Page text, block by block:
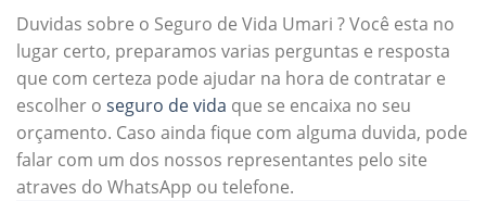
Duvidas sobre o Seguro de Vida Umari ? Você esta no
lugar certo, preparamos varias perguntas e resposta
que com certeza pode ajudar na hora de contratar e
escolher o seguro de vida que se encaixa no seu
orçamento. Caso ainda fique com alguma duvida, pode
falar com um dos nossos representantes pelo site
atraves do WhatsApp ou telefone.